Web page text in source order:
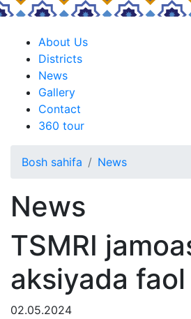
About Us
Districts
News
Gallery
Contact
360 tour
Bosh sahifa News
News
TSMRI
aksiyada faol
02.05.2024